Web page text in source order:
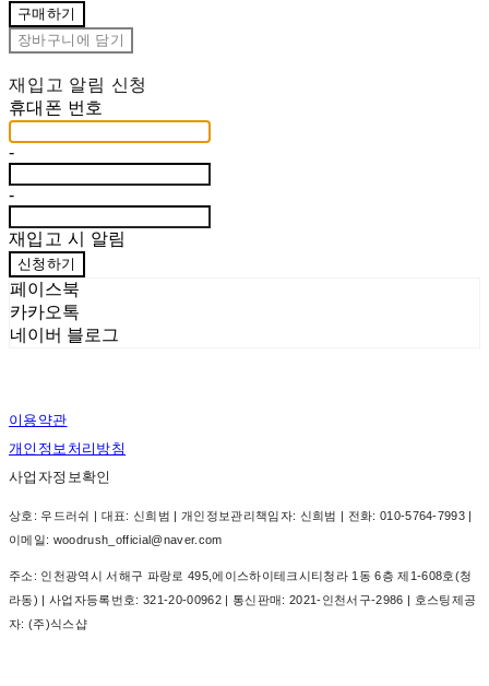
구매하기
장바구니에 담기
재입고 알림 신청
휴대폰 번호
-
-
재입고 시 알림
신청하기
페이스북
카카오톡
네이버 블로그
이용약관
개인정보처리방침
사업자정보확인
상호: 우드러쉬 | 대표: 신희범 | 개인정보관리책임자: 신희범 | 전화: 010-5764-7993 |
이메일: woodrush_official@naver.com
주소: 인천광역시 서해구 파랑로 495,에이스하이테크시티청라 1동 6층 제1-608호(청
라동) | 사업자등록번호: 321-20-00962| 통신판매: 2021-인천서구-2986 | 호스팅제공
자: (주)식스샵